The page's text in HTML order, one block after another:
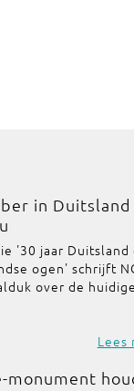
in Duitsland
'30 jaar Duitsland
ogen' schrijft
over de huidige
Lees
monument